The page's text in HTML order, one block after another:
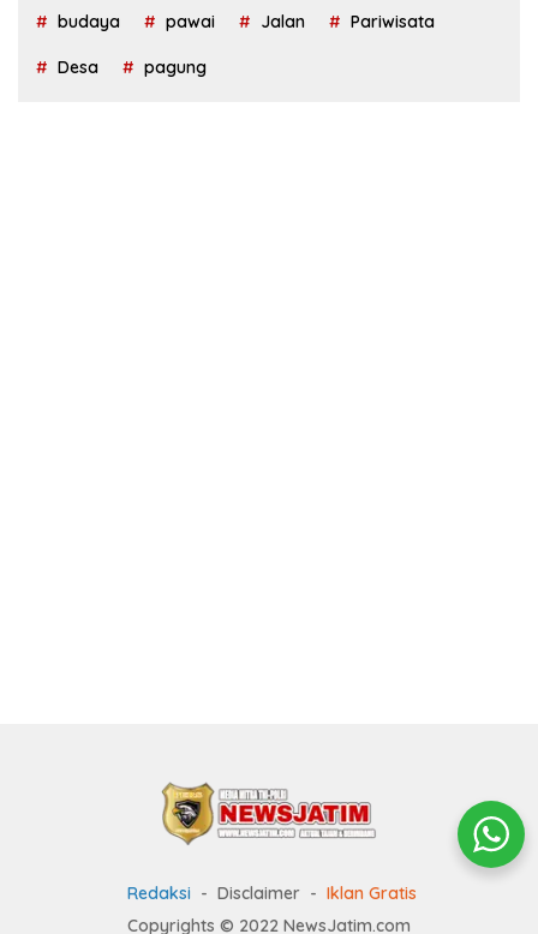
budaya pawai Jalan Pariwisata
Desa pagung
Redaksi Disclaimer
Iklan Gratis
Copyrights © 2022 NewsJatim.com